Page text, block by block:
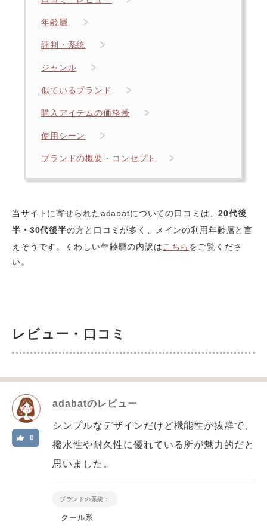
年齢層
評判・系統
ジャンル
似ているブランド
購入アイテムの価格帯
使用シーン
ブランドの概要・コンセプト
当サイトに寄せられたadabatについての口コミは、20代後
半・30代後半の方と口コミが多く、メインの利用年齢層と言
えそうです。くわしい年齢層の内訳は こちら をご覧くださ
い。
レビュー・口コミ
adabatのレビュー
0
シンプルなデザインだけど機能性が抜群で、
撥水性や耐久性に優れている所が魅力的だと
思いました。
ブランドの系統：
クール系